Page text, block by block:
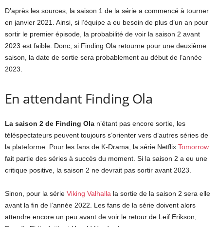
D’après les sources, la saison 1 de la série a commencé à tourner
en janvier 2021. Ainsi, si l’équipe a eu besoin de plus d’un an pour
sortir le premier épisode, la probabilité de voir la saison 2 avant
2023 est faible. Donc, si Finding Ola retourne pour une deuxième
saison, la date de sortie sera probablement au début de l’année
2023.
En attendant Finding Ola
La saison 2 de Finding Ola n’étant pas encore sortie, les
téléspectateurs peuvent toujours s’orienter vers d’autres séries de
la plateforme. Pour les fans de K-Drama, la série Netflix Tomorrow
fait partie des séries à succès du moment. Si la saison 2 a eu une
critique positive, la saison 2 ne devrait pas sortir avant 2023.
Sinon, pour la série Viking Valhalla la sortie de la saison 2 sera elle
avant la fin de l’année 2022. Les fans de la série doivent alors
attendre encore un peu avant de voir le retour de Leif Erikson,